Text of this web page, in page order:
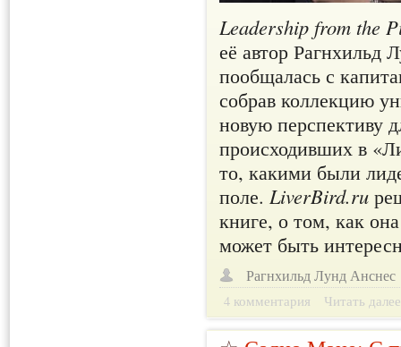
Leadership from the
её автор Рагнхильд
пообщалась с
собрав коллекцию
новую перспективу
происходивших в
то, какими были
поле. LiverBird.ru
книге, о том, как
может быть
Рагнхильд Лунд Анснес
4 комментария Читать далее